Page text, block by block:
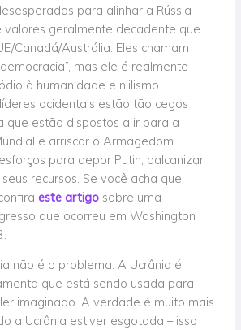
para alinhar a Rússia
valores geralmente decadente que
Canadá/Austrália. Eles chamam
mas ele é realmente
à humanidade e niilismo
ocidentais estão tão cegos
que estão dispostos a ir para a
e arriscar o Armagedom
para depor Putin, balcanizar
recursos. Se você acha que
este artigo sobre uma
que ocorreu em Washington
não é o problema. A Ucrânia é
que está sendo usada para
imaginado. A verdade é muito mais
a Ucrânia estiver esgotada – isso